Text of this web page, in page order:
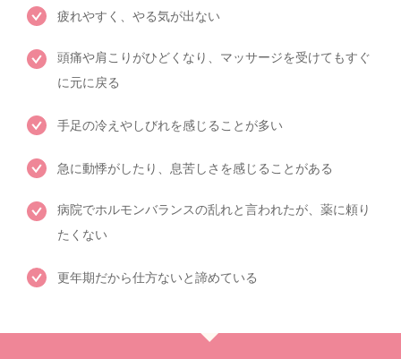
疲れやすく、やる気が出ない
頭痛や肩こりがひどくなり、マッサージを受けてもすぐ
に元に戻る
手足の冷えやしびれを感じることが多い
急に動悸がしたり、息苦しさを感じることがある
病院でホルモンバランスの乱れと言われたが、薬に頼り
たくない
更年期だから仕方ないと諦めている